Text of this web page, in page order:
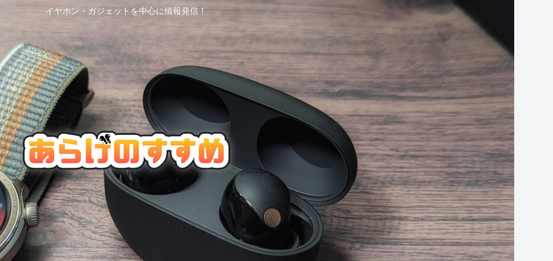
イヤホン・ガジェットを中心に情報発信！